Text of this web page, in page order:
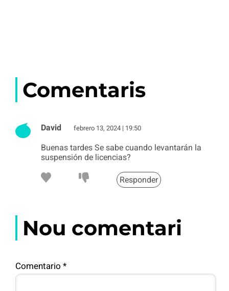
Comentaris
David febrero 13, 2024 | 19:50
Buenas tardes Se sabe cuando levantarán la
suspensión de licencias?
Responder
Nou comentari
Comentario *